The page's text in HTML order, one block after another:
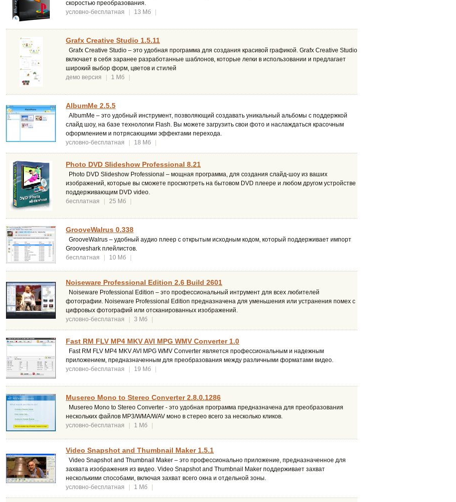
скоростью преобразования.
условно-бесплатная
13 Мб
Grafx Creative Studio 1.5.11
Grafx Creative Studio – это удобная программа для создания красивой графикой. Grafx Creative Studio
включает в себя заранее разработанные шаблонов, которые легки в использовании и предлагает
широкий выбор форм, цветов и стилей
демо версия
1 Мб
AlbumMe 2.5.5
AlbumMe – это удобный инструмент, позволяющий создавать уникальный альбомы с поддержкой
слайд шоу, на базе технологии Flash. Вы можете загрузить свои фото и наслаждаться красочным
оформлением и потрясающими эффектами перехода.
условно-бесплатная
18 Мб
Photo DVD Slideshow Professional 8.21
Photo DVD Slideshow Professional – мощная программа, для создания слайд-шоу из ваших
изображений, которые вы сможете просмотреть на бытовом DVD плеере и любом другом устройстве
поддерживающим DVD video.
бесплатная
25 Мб
GrooveWalrus 0.338
GrooveWalrus – удобный аудио плеер с открытым исходным кодом, который поддерживает импорт
Grooveshark плейлистов.
бесплатная
10 Мб
Noiseware Professional Edition 2.6 Build 2601
Noiseware Professional Edition – это профессиональный интрумент для всех любителей
фотографии. Noiseware Professional Edition предназначена для уменьшения или устранения помех с
цифровых фотографий или отсканированных изображений.
условно-бесплатная
3 Мб
Fast RM FLV MP4 MKV AVI MPG WMV Converter 1.0
Fast RM FLV MP4 MKV AVI MPG WMV Converter является профессиональным и надежным
приложением, предназначенным для преобразования между различными форматами видео.
условно-бесплатная
19 Мб
Musereo Mono to Stereo Converter 2.8.0.1286
Musereo Mono to Stereo Converter - это удобная программа предназначена для преобразования
нескольких файлов MP3/WMA/WAV моно в стерео всего за несколько кликов.
условно-бесплатная
1 Мб
Video Snapshot and Thumbnail Maker 1.5.1
Video Snapshot and Thumbnail Maker – это профессионально приложение, предназначенное для
захвата изображения из видео. Video Snapshot and Thumbnail Maker поддерживает захват
несколькими способами, включая захват всего окна и отдельной зоны.
условно-бесплатная
1 Мб